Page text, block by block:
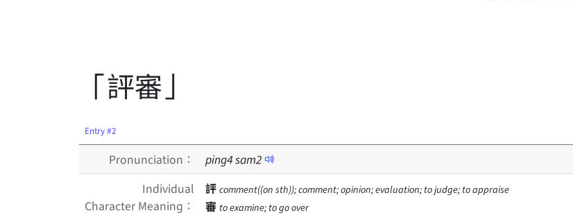
「評審」
Entry #2
Pronunciation： ping4sam2
Individual
Character Meaning：
評 comment((on sth)); comment; opinion; evaluation; to judge; to appraise
審 to examine; to go over